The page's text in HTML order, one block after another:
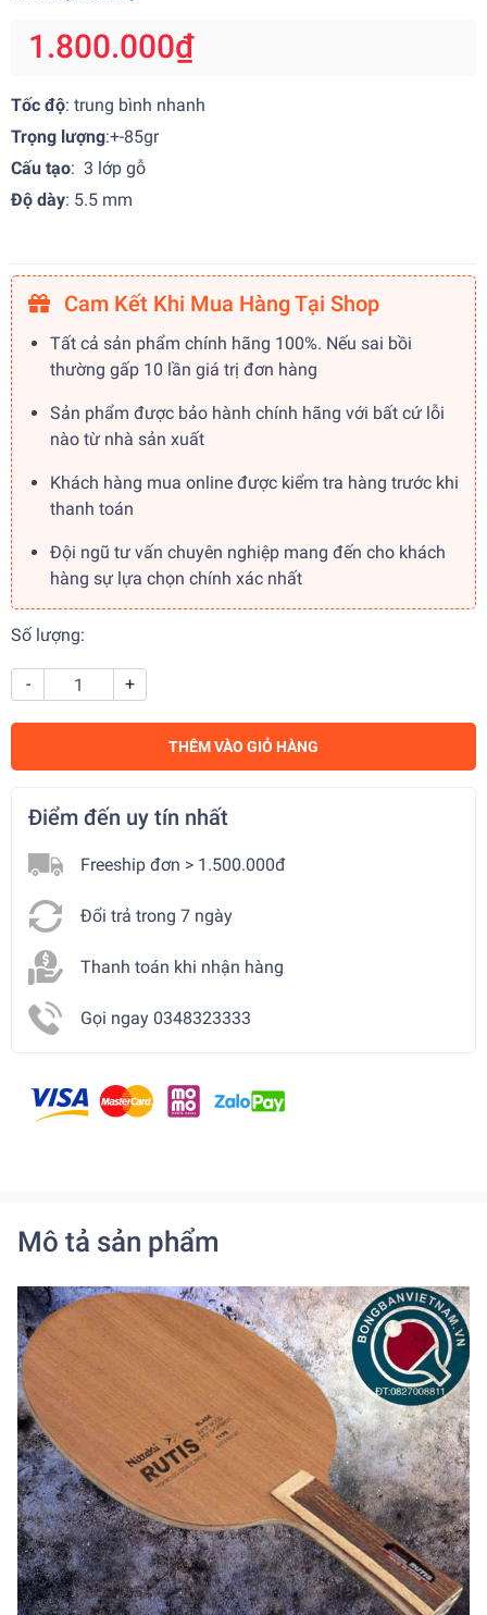
1.800.000₫
Tốc độ: trung bình nhanh
Trọng lượng:+-85gr
Cấu tạo: 3 lớp gỗ
Độ dày: 5.5 mm
Cam Kết Khi Mua Hàng Tại Shop
Tất cả sản phẩm chính hãng 100%. Nếu sai bồi
thường gấp 10 lần giá trị đơn hàng
Sản phẩm được bảo hành chính hãng với bất cứ lỗi
nào từ nhà sản xuất
Khách hàng mua online được kiểm tra hàng trước khi
thanh toán
Đội ngũ tư vấn chuyên nghiệp mang đến cho khách
hàng sự lựa chọn chính xác nhất
Số lượng:
- +
THÊM VÀO GIỎ HÀNG
Điểm đến uy tín nhất
Freeship đơn > 1.500.000đ
Đổi trả trong 7 ngày
Thanh toán khi nhận hàng
Gọi ngay 0348323333
Mô tả sản phẩm